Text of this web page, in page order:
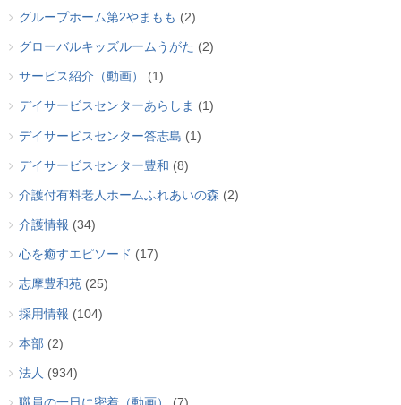
グループホーム第2やまもも (2)
グローバルキッズルームうがた (2)
サービス紹介（動画） (1)
デイサービスセンターあらしま (1)
デイサービスセンター答志島 (1)
デイサービスセンター豊和 (8)
介護付有料老人ホームふれあいの森 (2)
介護情報 (34)
心を癒すエピソード (17)
志摩豊和苑 (25)
採用情報 (104)
本部 (2)
法人 (934)